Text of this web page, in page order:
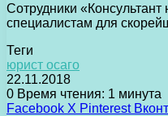
Сотрудники
специалистам для
Теги
юрист осаго
22.11.2018
0 Время чтения: 1 минута
Facebook X Pinterest